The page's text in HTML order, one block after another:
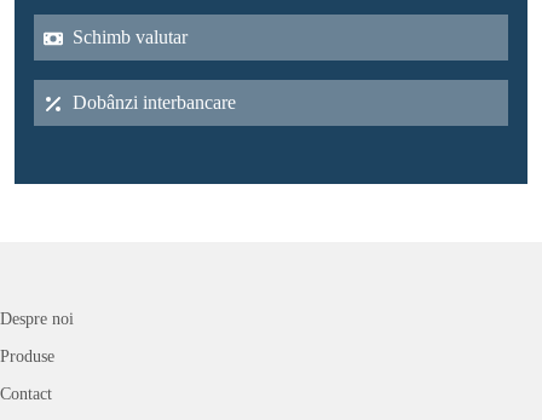
Schimb valutar
Dobânzi interbancare
Despre noi
Produse
Contact